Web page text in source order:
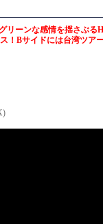
ーンな感情を揺さぶる
Bサイドには台湾ツア